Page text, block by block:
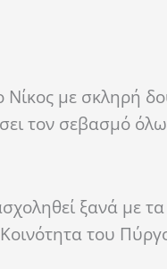
με σκληρή
τον σεβασμό
ξανά με τα
του